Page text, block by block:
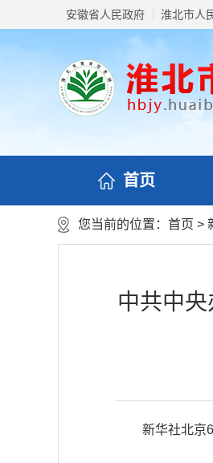
安徽省人民政府 淮北市人
首页
您当前的位置： 首页 >
中共中
新华社北京